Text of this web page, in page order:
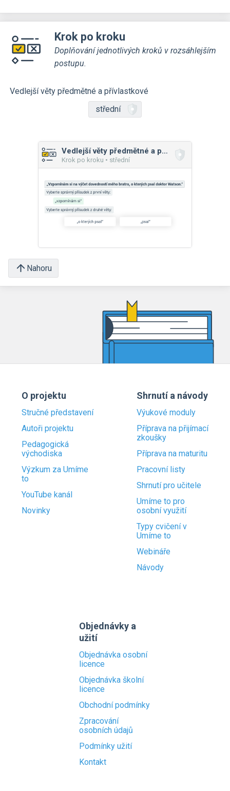
Krok po kroku
Doplňování jednotlivých kroků v rozsáhlejším
postupu.
Vedlejší věty předmětné a přívlastkové
střední
Vedlejší věty předmětné a přívlastkové
Krok po kroku • střední
Nahoru
O projektu
Stručné představení
Autoři projektu
Pedagogická
východiska
Výzkum za Umíme
to
YouTube kanál
Novinky
Shrnutí a návody
Výukové moduly
Příprava na přijímací
zkoušky
Příprava na maturitu
Pracovní listy
Shrnutí pro učitele
Umíme to pro
osobní využití
Typy cvičení v
Umíme to
Webináře
Návody
Objednávky a
užití
Objednávka osobní
licence
Objednávka školní
licence
Obchodní podmínky
Zpracování
osobních údajů
Podmínky užití
Kontakt